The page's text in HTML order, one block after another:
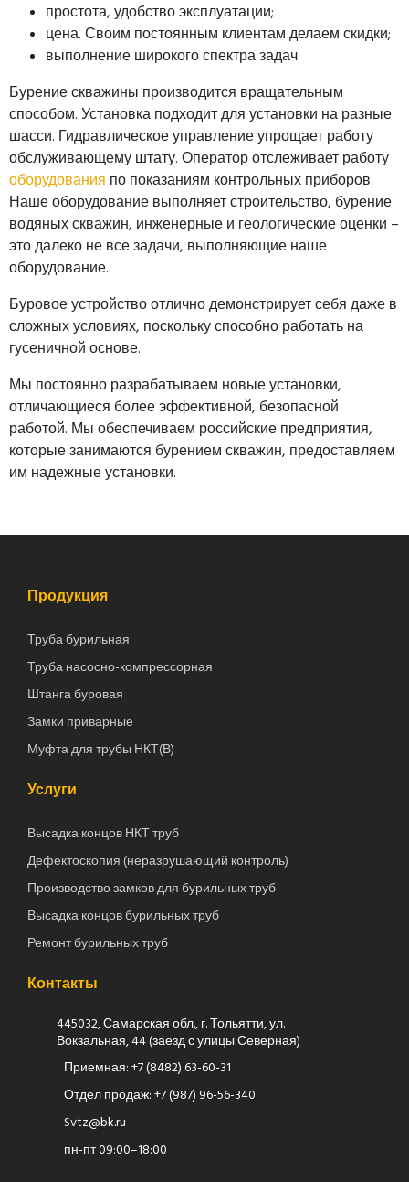
простота, удобство эксплуатации;
цена. Своим постоянным клиентам делаем скидки;
выполнение широкого спектра задач.
Бурение скважины производится вращательным
способом. Установка подходит для установки на разные
шасси. Гидравлическое управление упрощает работу
обслуживающему штату. Оператор отслеживает работу
оборудования по показаниям контрольных приборов.
Наше оборудование выполняет строительство, бурение
водяных скважин, инженерные и геологические оценки –
это далеко не все задачи, выполняющие наше
оборудование.
Буровое устройство отлично демонстрирует себя даже в
сложных условиях, поскольку способно работать на
гусеничной основе.
Мы постоянно разрабатываем новые установки,
отличающиеся более эффективной, безопасной
работой. Мы обеспечиваем российские предприятия,
которые занимаются бурением скважин, предоставляем
им надежные установки.
Продукция
Труба бурильная
Труба насосно-компрессорная
Штанга буровая
Замки приварные
Муфта для трубы НКТ(В)
Услуги
Высадка концов НКТ труб
Дефектоскопия (неразрушающий контроль)
Производство замков для бурильных труб
Высадка концов бурильных труб
Ремонт бурильных труб
Контакты
445032, Самарская обл., г. Тольятти, ул.
Вокзальная, 44 (заезд с улицы Северная)
Приемная: +7 (8482) 63-60-31
Отдел продаж: +7 (987) 96-56-340
Svtz@bk.ru
пн-пт 09:00–18:00